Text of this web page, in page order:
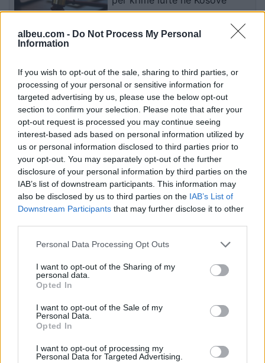
albeu.com - Do Not Process My Personal
Information
If you wish to opt-out of the sale, sharing to third parties, or
processing of your personal or sensitive information for
targeted advertising by us, please use the below opt-out
section to confirm your selection. Please note that after your
opt-out request is processed you may continue seeing
interest-based ads based on personal information utilized by
us or personal information disclosed to third parties prior to
your opt-out. You may separately opt-out of the further
disclosure of your personal information by third parties on the
IAB’s list of downstream participants. This information may
also be disclosed by us to third parties on the IAB’s List of
Downstream Participants that may further disclose it to other
Personal Data Processing Opt Outs
I want to opt-out of the Sharing of my
personal data.
Opted In
I want to opt-out of the Sale of my
Personal Data.
Opted In
I want to opt-out of processing my
Personal Data for Targeted Advertising.
Teheran! Ata ishin në një
makinë me xhama të errët,
duke e dëgjuar njëri-tjetrin, por
pa e parë
Esim for Global
Esim for USA|Esim for Italy| Esim for Spain|Esim